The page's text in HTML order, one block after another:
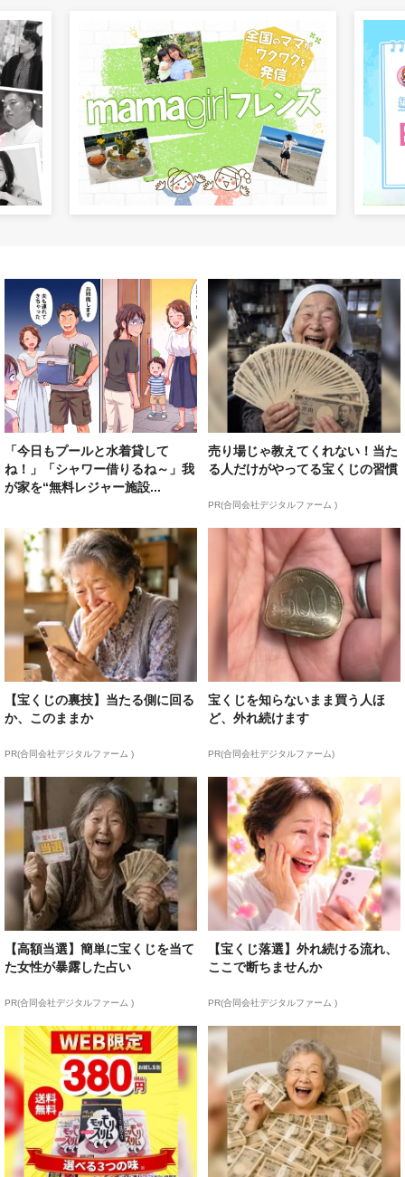
「今日もプールと水着貸して
ね！」「シャワー借りるね～」我
が家を“無料レジャー施設...
売り場じゃ教えてくれない！当た
る人だけがやってる宝くじの習慣
PR(合同会社デジタルファーム )
【宝くじの裏技】当たる側に回る
か、このままか
PR(合同会社デジタルファーム )
宝くじを知らないまま買う人ほ
ど、外れ続けます
PR(合同会社デジタルファーム)
【高額当選】簡単に宝くじを当て
た女性が暴露した占い
PR(合同会社デジタルファーム )
【宝くじ落選】外れ続ける流れ、
ここで断ちませんか
PR(合同会社デジタルファーム )